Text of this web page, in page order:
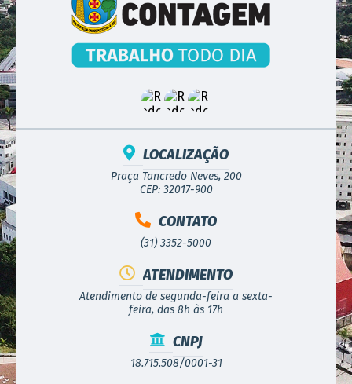
LOCALIZAÇÃO
Praça Tancredo Neves, 200
CEP: 32017-900
CONTATO
(31) 3352-5000
ATENDIMENTO
Atendimento de segunda-feira a sexta-
feira, das 8h às 17h
CNPJ
18.715.508/0001-31